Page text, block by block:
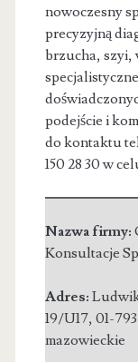
nowoczesny
precyzyjną
brzucha, szyi,
podejście i
do kontaktu
150 28 30 w
Nazwa firmy:
Konsultacje
Adres:
19/U17, 01-
mazowieckie